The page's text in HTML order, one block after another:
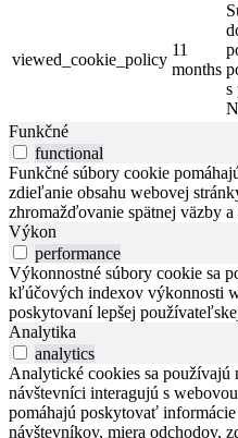
viewed_cookie_policy
11
months
s
Funkčné
functional
Funkčné súbory cookie
zdieľanie obsahu webovej
zhromažďovanie spätnej väzby
Výkon
performance
Výkonnostné súbory cookie sa
kľúčových indexov výkonnosti
poskytovaní lepšej
Analytika
analytics
Analytické cookies sa používajú
návštevníci interagujú s
pomáhajú poskytovať
návštevníkov, miera odchodov,